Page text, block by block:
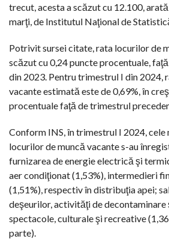
trecut, acesta a scăzut cu 12.100,
marţi, de Institutul Naţional de
Potrivit sursei citate, rata locurilor de
scăzut cu 0,24 puncte procentuale,
din 2023. Pentru trimestrul I din 2024,
vacante estimată este de 0,69%, în
procentuale faţă de trimestrul
Conform INS, în trimestrul I 2024, cele
locurilor de muncă vacante s-au
furnizarea de energie electrică şi
aer condiţionat (1,53%), intermedieri
(1,51%), respectiv în distribuţia apei;
deşeurilor, activităţi de
spectacole, culturale şi recreative
parte).